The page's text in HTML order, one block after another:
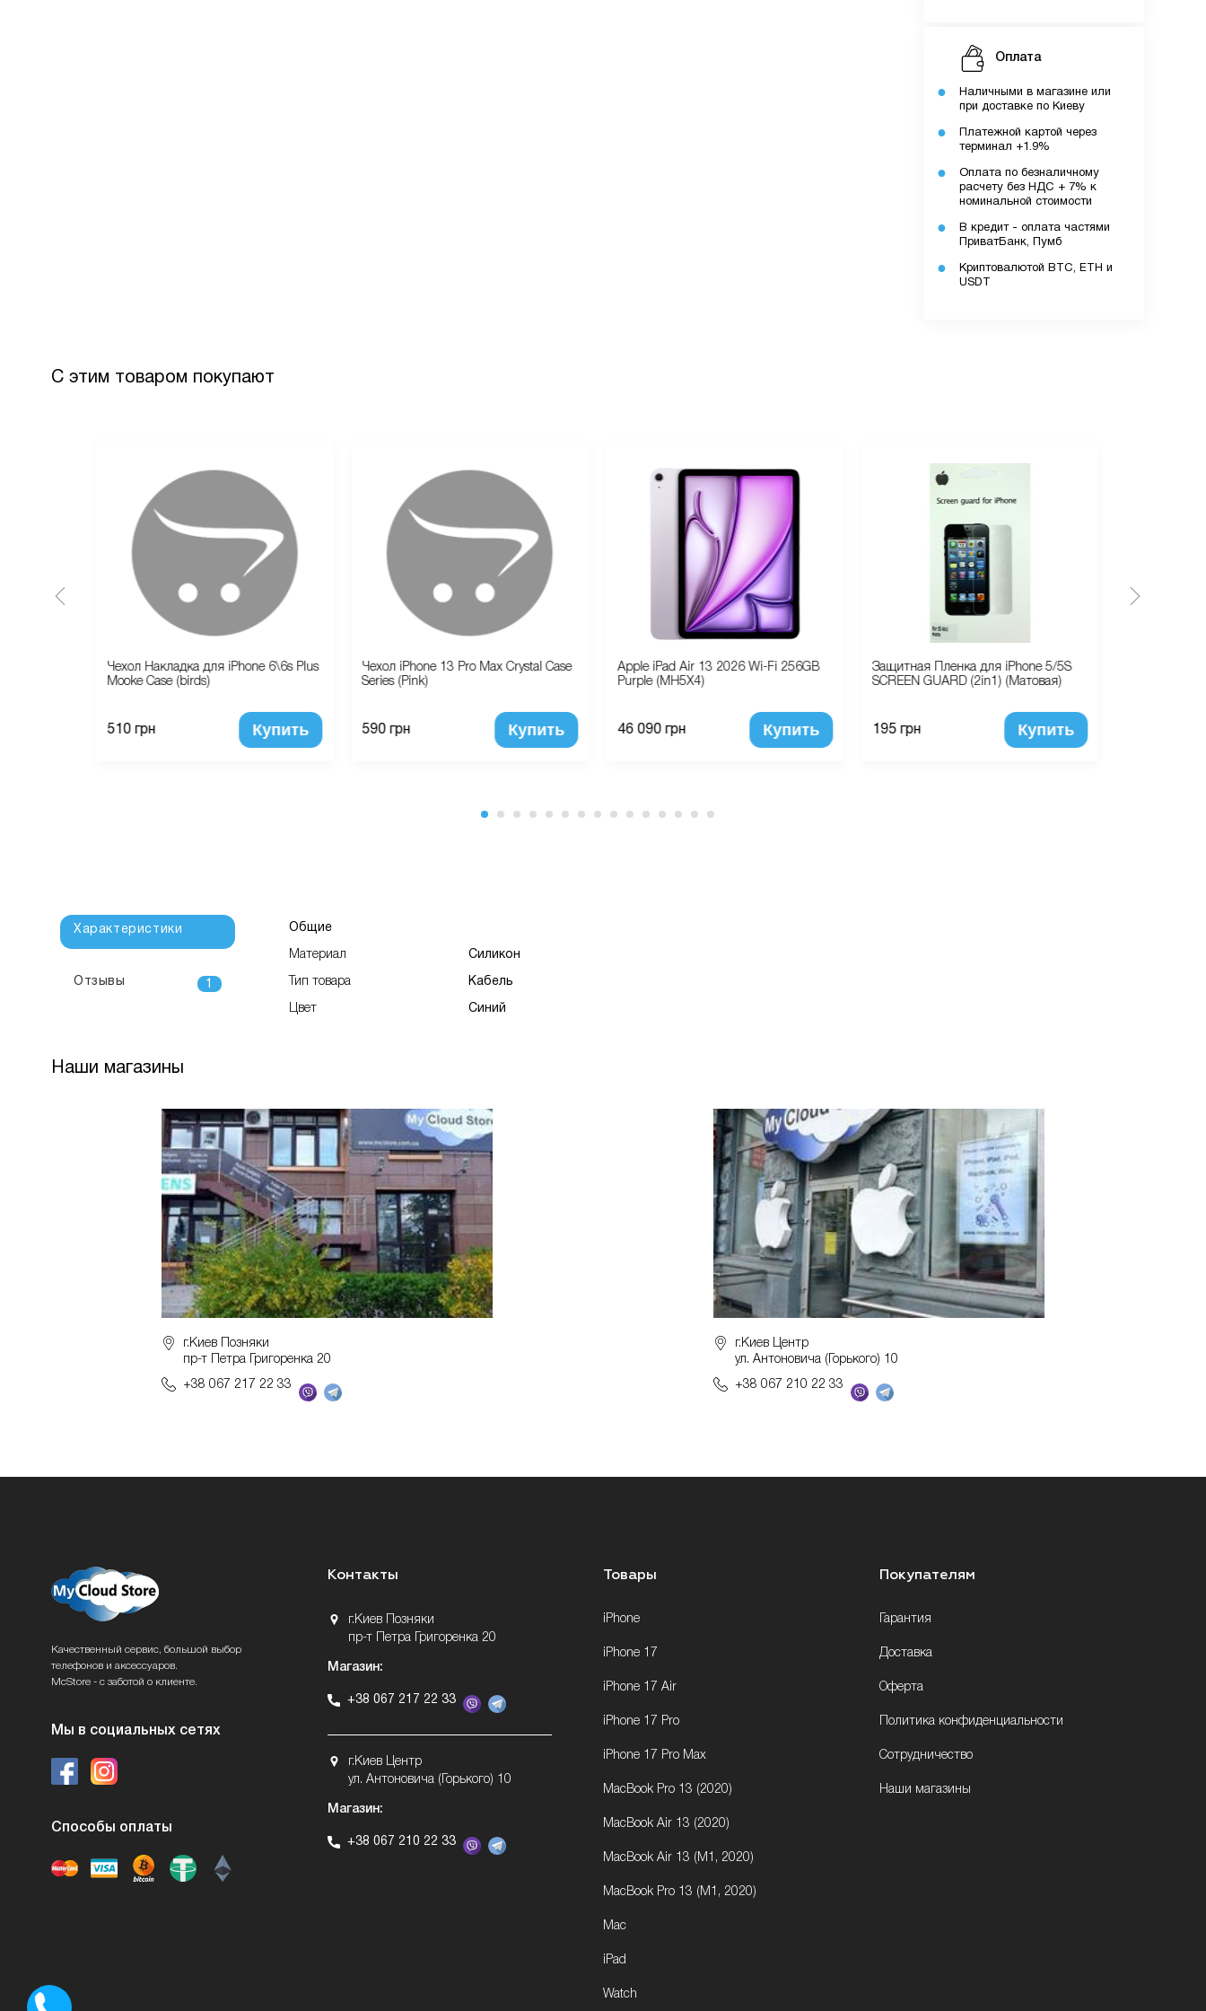
Оплата
Наличными в магазине или
при доставке по Киеву
Платежной картой через
терминал +1.9%
Оплата по безналичному
расчету без НДС + 7% к
номинальной стоимости
В кредит - оплата частями
ПриватБанк, Пумб
Криптовалютой BTC, ETH и
USDT
С этим товаром покупают
Чехол Накладка для iPhone 6\6s Plus
Mooke Case (birds)
510 грн Купить
Чехол iPhone 13 Pro Max Crystal Case
Series (Pink)
590 грн Купить
Apple iPad Air 13 2026 Wi-Fi 256GB
Purple (MH5X4)
46 090 грн Купить
Защитная Пленка для iPhone 5/5S
SCREEN GUARD (2in1) (Матовая)
195 грн Купить
Характеристики
Отзывы 1
Общие
Материал Силикон
Тип товара Кабель
Цвет Синий
Наши магазины
г.Киев Позняки
пр-т Петра Григоренка 20
+38 067 217 22 33
г.Киев Центр
ул. Антоновича (Горького) 10
+38 067 210 22 33
Качественный сервис, большой выбор
телефонов и аксессуаров.
McStore - с заботой о клиенте.
Мы в социальных сетях
Способы оплаты
Контакты
г.Киев Позняки
пр-т Петра Григоренка 20
Магазин:
+38 067 217 22 33
г.Киев Центр
ул. Антоновича (Горького) 10
Магазин:
+38 067 210 22 33
Товары
iPhone
iPhone 17
iPhone 17 Air
iPhone 17 Pro
iPhone 17 Pro Max
MacBook Pro 13 (2020)
MacBook Air 13 (2020)
MacBook Air 13 (M1, 2020)
MacBook Pro 13 (M1, 2020)
Mac
iPad
Watch
Покупателям
Гарантия
Доставка
Оферта
Политика конфиденциальности
Сотрудничество
Наши магазины